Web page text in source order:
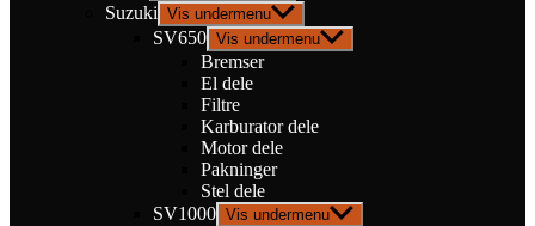
Suzuki Vis undermenu
SV650 Vis undermenu
Bremser
El dele
Filtre
Karburator dele
Motor dele
Pakninger
Stel dele
SV1000 Vis undermenu